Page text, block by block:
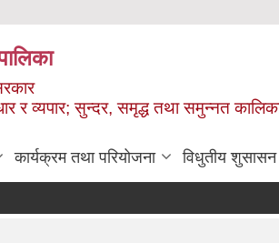
र व्यपार; सुन्दर, समृद्ध तथा समुन्नत
कार्यक्रम तथा परियोजना विधुतीय शुसासन